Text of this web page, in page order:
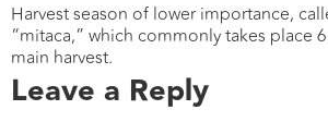
Harvest season of lower importance,
“mitaca,” which commonly takes place
main harvest.
Leave a Reply